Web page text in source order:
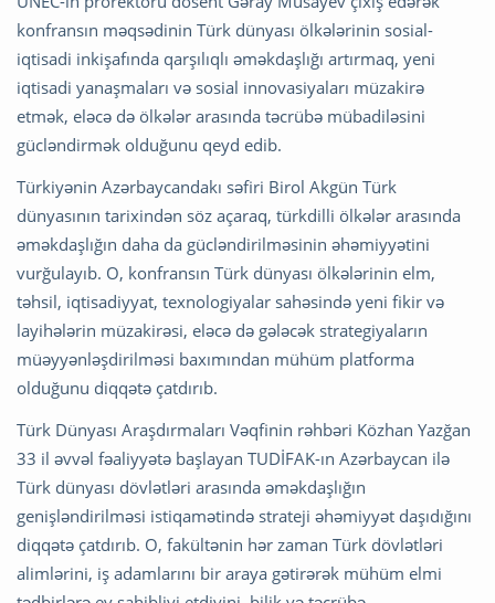
konfransın məqsədinin Türk dünyası ölkələrinin sosial-
iqtisadi inkişafında qarşılıqlı əməkdaşlığı artırmaq, yeni
iqtisadi yanaşmaları və sosial innovasiyaları müzakirə
etmək, eləcə də ölkələr arasında təcrübə mübadiləsini
gücləndirmək olduğunu qeyd edib.
Türkiyənin Azərbaycandakı səfiri Birol Akgün Türk
dünyasının tarixindən söz açaraq, türkdilli ölkələr arasında
əməkdaşlığın daha da gücləndirilməsinin əhəmiyyətini
vurğulayıb. O, konfransın Türk dünyası ölkələrinin elm,
təhsil, iqtisadiyyat, texnologiyalar sahəsində yeni fikir və
layihələrin müzakirəsi, eləcə də gələcək strategiyaların
müəyyənləşdirilməsi baxımından mühüm platforma
olduğunu diqqətə çatdırıb.
Türk Dünyası Araşdırmaları Vəqfinin rəhbəri Közhan Yazğan
33 il əvvəl fəaliyyətə başlayan TUDİFAK-ın Azərbaycan ilə
Türk dünyası dövlətləri arasında əməkdaşlığın
genişləndirilməsi istiqamətində strateji əhəmiyyət daşıdığını
diqqətə çatdırıb. O, fakültənin hər zaman Türk dövlətləri
alimlərini, iş adamlarını bir araya gətirərək mühüm elmi